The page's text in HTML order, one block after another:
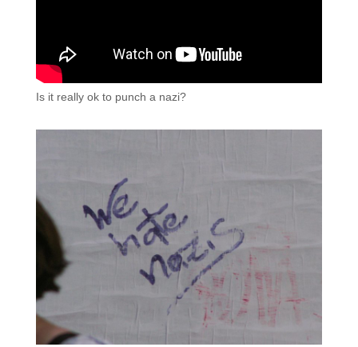
Is it really ok to punch a nazi?